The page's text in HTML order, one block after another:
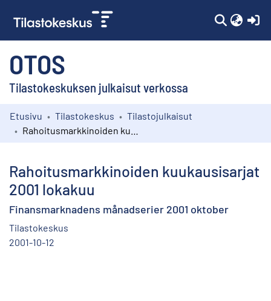
OTOS
Tilastokeskuksen julkaisut verkossa
Kokoelmat
Etusivu Tilastokeskus
Tilastojulkaisut
Rahoitusmarkkinoiden kuukausisarjat
2001 lokakuu
Finansmarknadens månadserier 2001 oktober
Tilastokeskus
2001-10-12